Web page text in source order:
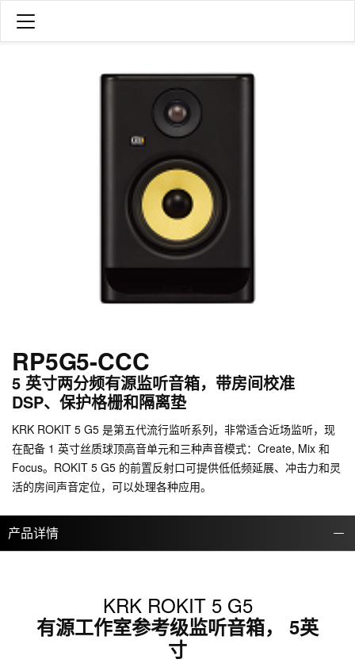
RP5G5-CCC
5 英寸两分频有源监听音箱，带房间校准
DSP、保护格栅和隔离垫
KRK ROKIT 5 G5 是第五代流行监听系列，非常适合近场监听，现
在配备 1 英寸丝质球顶高音单元和三种声音模式：Create, Mix 和
Focus。ROKIT 5 G5 的前置反射口可提供低低频延展、冲击力和灵
活的房间声音定位，可以处理各种应用。
产品详情
KRK ROKIT 5 G5
有源工作室参考级监听音箱， 5英
寸